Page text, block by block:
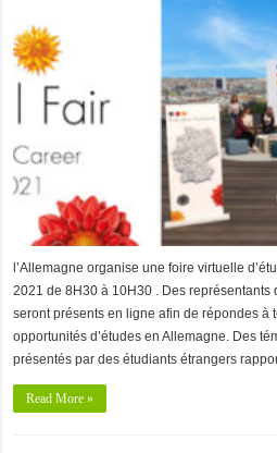
l’Allemagne organise une foire virtuelle
2021 de 8H30 à 10H30 . Des
seront présents en ligne afin de répondes à
opportunités d’études en Allemagne. Des
présentés par des étudiants étrangers
Read More »